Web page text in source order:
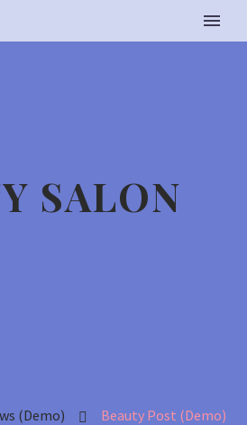
SALON
(Demo) Beauty Post (Demo)